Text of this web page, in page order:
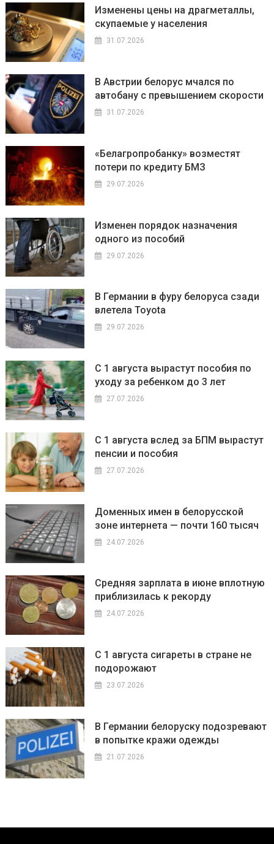
Изменены цены на драгметаллы,
скупаемые у населения
31.07.2026
В Австрии белорус мчался по
автобану с превышением скорости
31.07.2026
«Белагропробанку» возместят
потери по кредиту БМЗ
29.07.2026
Изменен порядок назначения
одного из пособий
29.07.2026
В Германии в фуру белоруса сзади
влетела Toyota
29.07.2026
С 1 августа вырастут пособия по
уходу за ребенком до 3 лет
27.07.2026
С 1 августа вслед за БПМ вырастут
пенсии и пособия
27.07.2026
Доменных имен в белорусской
зоне интернета — почти 160 тысяч
24.07.2026
Средняя зарплата в июне вплотную
приблизилась к рекорду
24.07.2026
С 1 августа сигареты в стране не
подорожают
23.07.2026
В Германии белоруску подозревают
в попытке кражи одежды
21.07.2026